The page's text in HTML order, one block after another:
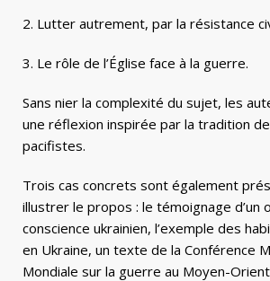
2. Lutter autrement, par la résistance
3. Le rôle de l’Église face à la guerre.
Sans nier la complexité du sujet, les
une réflexion inspirée par la tradition
pacifistes.
Trois cas concrets sont également
illustrer le propos : le témoignage d’un
conscience ukrainien, l’exemple des
en Ukraine, un texte de la Conférence
Mondiale sur la guerre au Moyen-